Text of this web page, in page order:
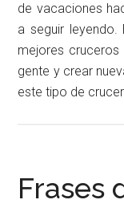
de vacaciones
a seguir
mejores
gente y crear
este tipo de
Frases